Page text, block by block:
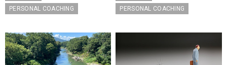
PERSONAL COACHING
PERSONAL COACHING